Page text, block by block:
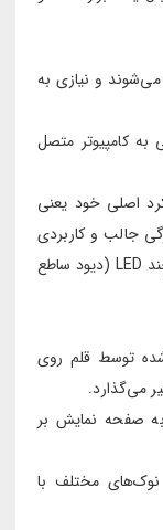
می‌شوند و نیازی به
به کامپیوتر متصل
اصلی خود یعنی
جالب و کاربردی
دیگر نیز بهره می‌برد. این ویژگی، وجود یک یا چند LED (دیود ساطع
توسط قلم روی
می‌گذارد.
صفحه نمایش بر
نوک‌های مختلف با